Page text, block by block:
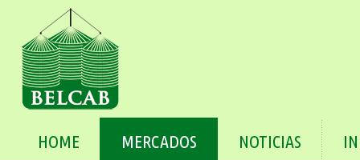
HOME MERCADOS NOTICIAS